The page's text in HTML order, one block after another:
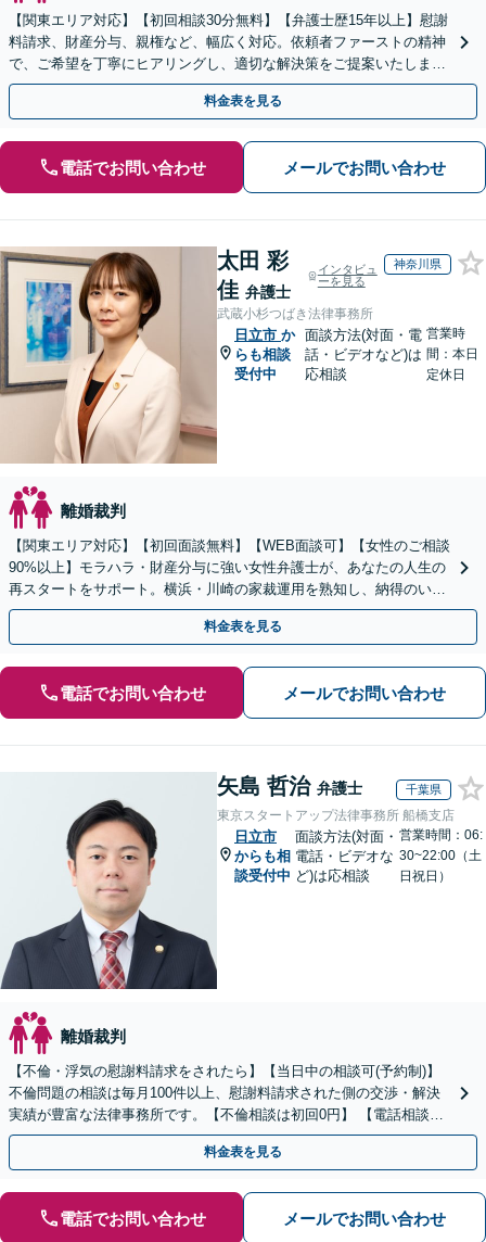
【関東エリア対応】【初回相談30分無料】【弁護士歴15年以上】慰謝
料請求、財産分与、親権など、幅広く対応。依頼者ファーストの精神
で、ご希望を丁寧にヒアリングし、適切な解決策をご提案いたしま
す。まずは無料相談でお悩みをお聞かせください。
料金表を見る
電話でお問い合わせ メールでお問い合わせ
太田 彩
佳 弁護士
インタビュ
ーを見る
神奈川県
武蔵小杉つばき法律事務所
日立市 か
らも相談
受付中
面談方法(対面・電
話・ビデオなど)は
応相談
営業時
間：本日
定休日
離婚裁判
【関東エリア対応】【初回面談無料】【WEB面談可】【女性のご相談
90%以上】モラハラ・財産分与に強い女性弁護士が、あなたの人生の
再スタートをサポート。横浜・川崎の家裁運用を熟知し、納得のいく
解決へ。まずは一人で抱え込まずにご相談ください。
料金表を見る
電話でお問い合わせ メールでお問い合わせ
矢島 哲治 弁護士 千葉県
東京スタートアップ法律事務所 船橋支店
日立市
からも相
談受付中
面談方法(対面・
電話・ビデオな
ど)は応相談
営業時間：06:
30~22:00（土
日祝日）
離婚裁判
【不倫・浮気の慰謝料請求をされたら】【当日中の相談可(予約制)】
不倫問題の相談は毎月100件以上、慰謝料請求された側の交渉・解決
実績が豊富な法律事務所です。【不倫相談は初回0円】 【電話相談で
ご契約まで対応可/来所不要】
料金表を見る
電話でお問い合わせ メールでお問い合わせ